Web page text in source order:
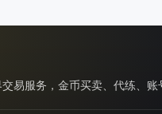
易服务，金币买卖、代练、